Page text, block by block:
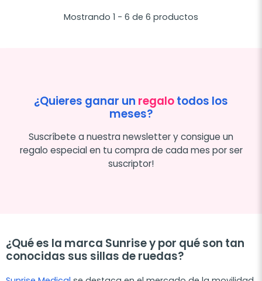
Mostrando 1 - 6 de 6 productos
¿Quieres ganar un regalotodos los
meses?
Suscríbete a nuestra newsletter y consigue un
regalo especial en tu compra de cada mes por ser
suscriptor!
¿Qué es la marca Sunrise y por qué son tan
conocidas sus sillas de ruedas?